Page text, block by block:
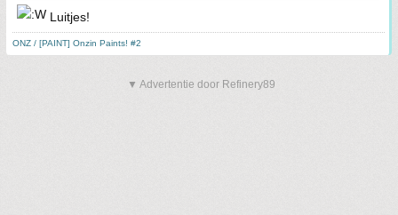
Luitjes!
ONZ / [PAINT] Onzin Paints! #2
▼ Advertentie door Refinery89